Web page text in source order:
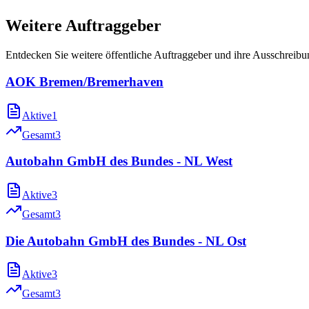
Weitere Auftraggeber
Entdecken Sie weitere öffentliche Auftraggeber und ihre
AOK Bremen/Bremerhaven
Aktive1
Gesamt3
Autobahn GmbH des Bundes - NL West
Aktive3
Gesamt3
Die Autobahn GmbH des Bundes - NL Ost
Aktive3
Gesamt3